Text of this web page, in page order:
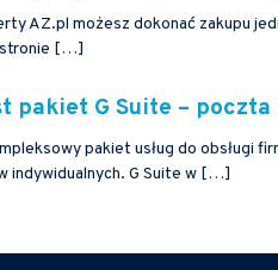
AZ.pl możesz dokonać zakupu
stronie […]
pakiet G Suite –
pakiet usług do obsługi
indywidualnych. G Suite w […]